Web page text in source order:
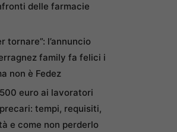
delle farmacie
tornare”: l’annuncio
family fa felici i
non è Fedez
euro ai lavoratori
tempi, requisiti,
e come non perderlo